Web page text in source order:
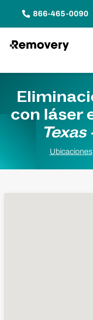
866-465-0090
con láser
Texas
Ubicaciones